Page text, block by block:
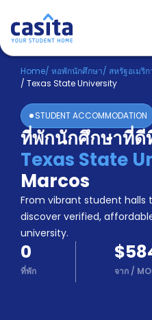
Home TH USD
เข้าสู่
ระบบ
Booking
Accommodation
About
us
Blog
Refer
And
Earn
Become
A
Partner
Help
Home/ หอพักนักศึกษา/ สหรัฐอเมริก
/ Texas State University
STUDENT ACCOMMODATION
ที่พักนักศึกษาที่ดี
Texas State
Marcos
From vibrant student halls
discover verified,
university.
0
ที่พัก จาก /